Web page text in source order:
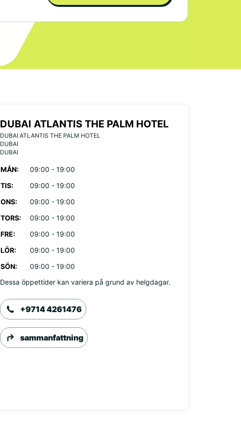
DUBAI ATLANTIS THE PALM HOTEL
DUBAI ATLANTIS THE PALM HOTEL
DUBAI
DUBAI
MÅN:
09:00 - 19:00
TIS:
09:00 - 19:00
ONS:
09:00 - 19:00
TORS:
09:00 - 19:00
FRE:
09:00 - 19:00
LÖR:
09:00 - 19:00
SÖN:
09:00 - 19:00
Dessa öppettider kan variera på grund av helgdagar.
+9714 4261476
sammanfattning